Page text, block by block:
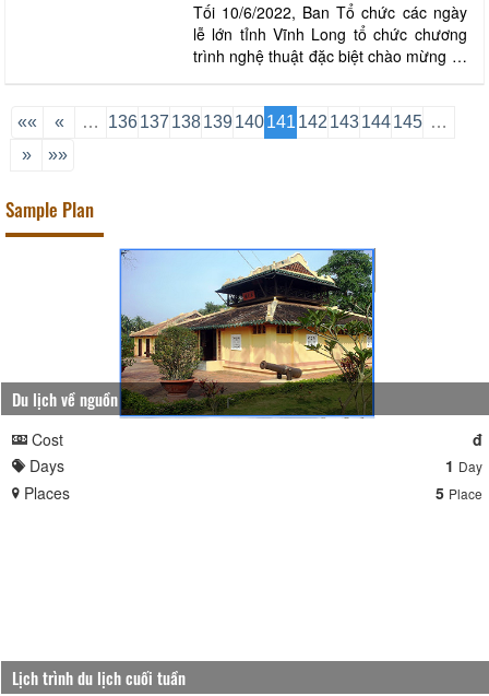
Tối 10/6/2022, Ban Tổ chức các ngày
lễ lớn tỉnh Vĩnh Long tổ chức chương
trình nghệ thuật đặc biệt chào mừng kỷ
trường TP. Vĩnh Long. Tiết mục biểu
diễn trong chương trình nghệ thuật đặc
«« « … 136 137 138 139 140 141 142 143 144 145 …
»
»»
Sample Plan
Du lịch về nguồn
Cost
đ
Days
1 Day
Places 5 Place
Lịch trình du lịch cuối tuần